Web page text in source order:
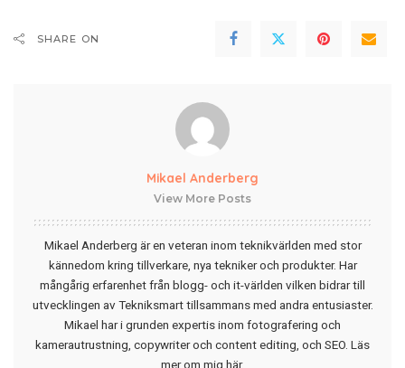
SHARE ON
Mikael Anderberg
View More Posts
Mikael Anderberg är en veteran inom teknikvärlden med stor
kännedom kring tillverkare, nya tekniker och produkter. Har
mångårig erfarenhet från blogg- och it-världen vilken bidrar till
utvecklingen av Tekniksmart tillsammans med andra entusiaster.
Mikael har i grunden expertis inom fotografering och
kamerautrustning, copywriter och content editing, och SEO. Läs
mer om mig här.